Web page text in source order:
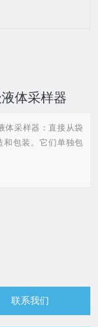
体采样器
体采样器：直接从袋
和包装。它们单独包
联系我们